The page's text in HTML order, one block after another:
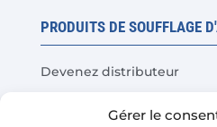
Gérer le
PRODUITS DE SOUFFLAGE
Devenez distributeur